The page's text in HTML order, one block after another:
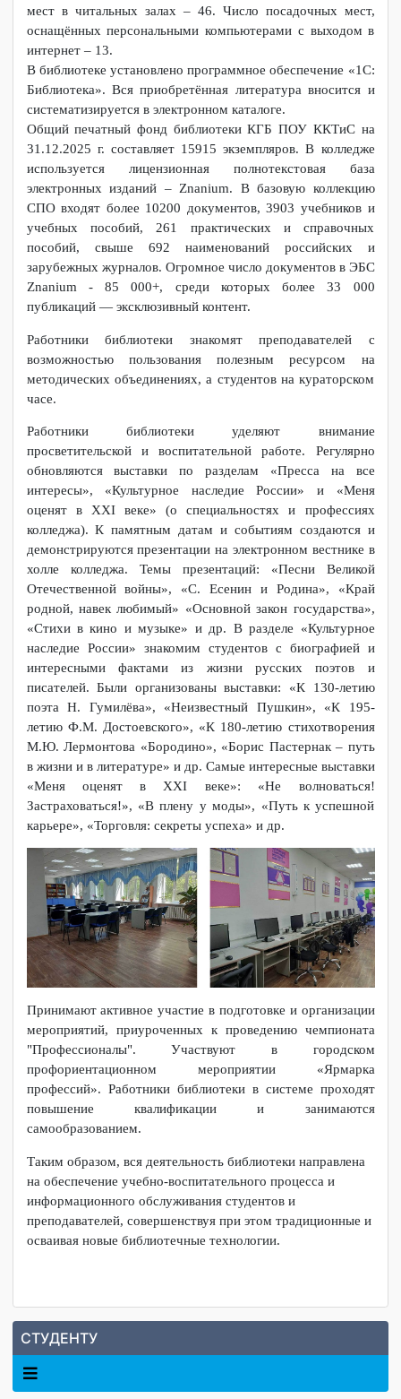
библиотеки колледжа.
Библиотека располагается в двух учебных корпусах. Фонд
библиотеки считается единым. Библиотека колледжа
имеет два читальных зала. Общее количество посадочных
мест в читальных залах – 46. Число посадочных мест,
оснащённых персональными компьютерами с выходом в
интернет – 13.
В библиотеке установлено программное обеспечение «1С:
Библиотека». Вся приобретённая литература вносится и
систематизируется в электронном каталоге.
Общий печатный фонд библиотеки КГБ ПОУ ККТиС на
31.12.2025 г. составляет 15915 экземпляров. В колледже
используется лицензионная полнотекстовая база
электронных изданий – Znanium. В базовую коллекцию
учебных пособий, 261 практических и справочных
пособий, свыше 692 наименований российских и
зарубежных журналов. Огромное число документов в ЭБС
Znanium - 85 000+, среди которых более 33 000
публикаций — эксклюзивный контент.
Работники библиотеки знакомят преподавателей с
возможностью пользования полезным ресурсом на
методических объединениях, а студентов на кураторском
часе.
Работники библиотеки уделяют внимание
просветительской и воспитательной работе. Регулярно
обновляются выставки по разделам «Пресса на все
интересы», «Культурное наследие России» и «Меня
оценят в XXI веке» (о специальностях и профессиях
колледжа). К памятным датам и событиям создаются и
демонстрируются презентации на электронном вестнике в
холле колледжа. Темы презентаций: «Песни Великой
Отечественной войны», «С. Есенин и Родина», «Край
родной, навек любимый» «Основной закон государства»,
«Стихи в кино и музыке» и др. В разделе «Культурное
наследие России» знакомим студентов с биографией и
интересными фактами из жизни русских поэтов и
писателей. Были организованы выставки: «К 130-летию
поэта Н. Гумилёва», «Неизвестный Пушкин», «К 195-
летию Ф.М. Достоевского», «К 180-летию стихотворения
М.Ю. Лермонтова «Бородино», «Борис Пастернак – путь
в жизни и в литературе» и др. Самые интересные выставки
«Меня оценят в XXI веке»: «Не волноваться!
Застраховаться!», «В плену у моды», «Путь к успешной
карьере», «Торговля: секреты успеха» и др.
Принимают активное участие в подготовке и организации
мероприятий, приуроченных к проведению чемпионата
"Профессионалы". Участвуют в городском
профориентационном мероприятии «Ярмарка
на обеспечение учебно-воспитательного процесса и
информационного обслуживания студентов и
преподавателей, совершенствуя при этом традиционные и